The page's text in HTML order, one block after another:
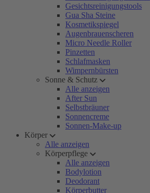
Gesichtsreinigungstools
Gua Sha Steine
Kosmetikspiegel
Augenbrauenscheren
Micro Needle Roller
Pinzetten
Schlafmasken
Wimpernbürsten
Sonne & Schutz
Alle anzeigen
After Sun
Selbstbräuner
Sonnencreme
Sonnen-Make-up
Körper
Alle anzeigen
Körperpflege
Alle anzeigen
Bodylotion
Deodorant
Körperbutter